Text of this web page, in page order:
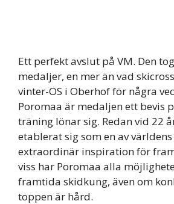
Ett perfekt avslut på VM. Den
medaljer, en mer än vad
vinter-OS i Oberhof för några
Poromaa är medaljen ett bevis
träning lönar sig. Redan vid 22
etablerat sig som en av
extraordinär inspiration för
viss har Poromaa alla
framtida skidkung, även om
toppen är hård.